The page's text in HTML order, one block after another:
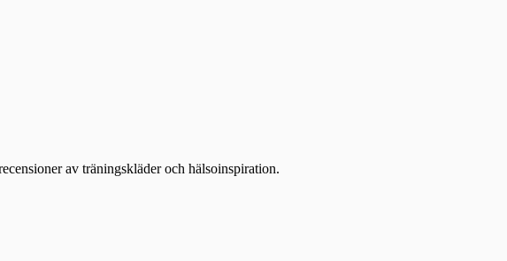
av träningskläder och hälsoinspiration.